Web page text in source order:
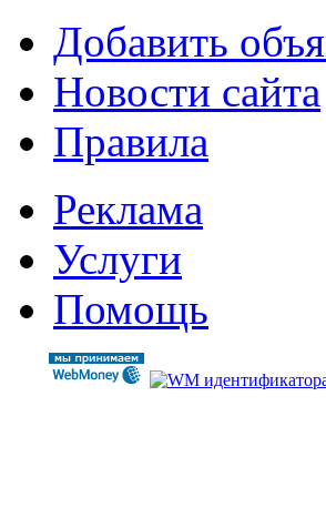
Добавить
Новости сайта
Правила
Реклама
Услуги
Помощь